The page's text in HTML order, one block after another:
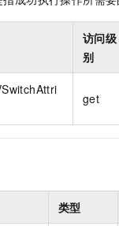
访问级
别
get
类型
加一个 AI 助手